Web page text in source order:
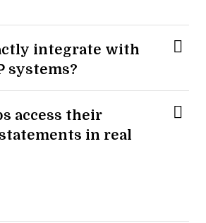
integrate with
systems?
access their
in real